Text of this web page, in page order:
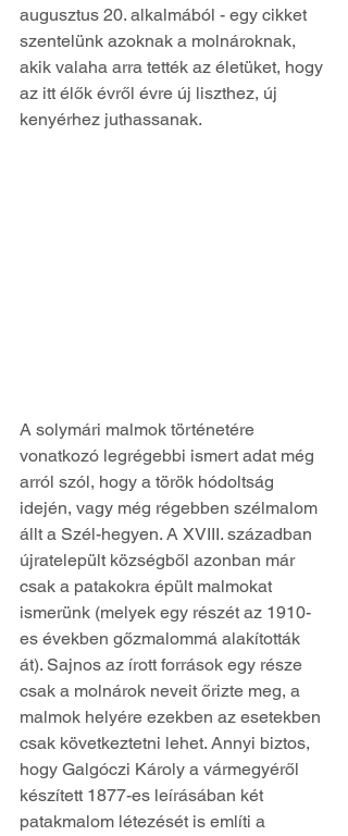
augusztus 20. alkalmából - egy cikket
szentelünk azoknak a molnároknak,
akik valaha arra tették az életüket, hogy
az itt élők évről évre új liszthez, új
kenyérhez juthassanak.
A solymári malmok történetére
vonatkozó legrégebbi ismert adat még
arról szól, hogy a török hódoltság
idején, vagy még régebben szélmalom
állt a Szél-hegyen. A XVIII. században
újratelepült községből azonban már
csak a patakokra épült malmokat
ismerünk (melyek egy részét az 1910-
es években gőzmalommá alakították
át). Sajnos az írott források egy része
csak a molnárok neveit őrizte meg, a
malmok helyére ezekben az esetekben
csak következtetni lehet. Annyi biztos,
hogy Galgóczi Károly a vármegyéről
készített 1877-es leírásában két
patakmalom létezését is említi a